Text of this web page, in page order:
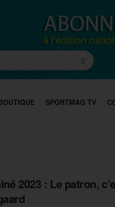
SPORTMAG TV
2023 : Le patron,